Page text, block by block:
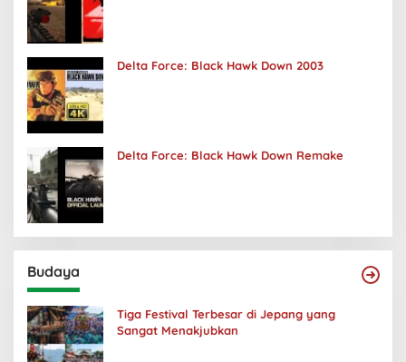
Delta Force: Black Hawk Down 2003
Delta Force: Black Hawk Down Remake
Budaya
Tiga Festival Terbesar di Jepang yang
Sangat Menakjubkan